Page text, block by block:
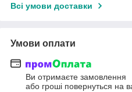
Всі умови доставки
Умови оплати
Ви отримаєте замовлення
або гроші повернуться на